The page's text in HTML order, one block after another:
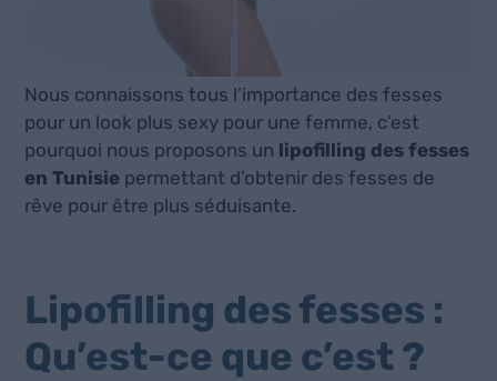
Nous connaissons tous l’importance des fesses
pour un look plus sexy pour une femme, c’est
pourquoi nous proposons un lipofilling des fesses
en Tunisie permettant d’obtenir des fesses de
rêve pour être plus séduisante.
Lipofilling des fesses :
Qu’est-ce que c’est ?